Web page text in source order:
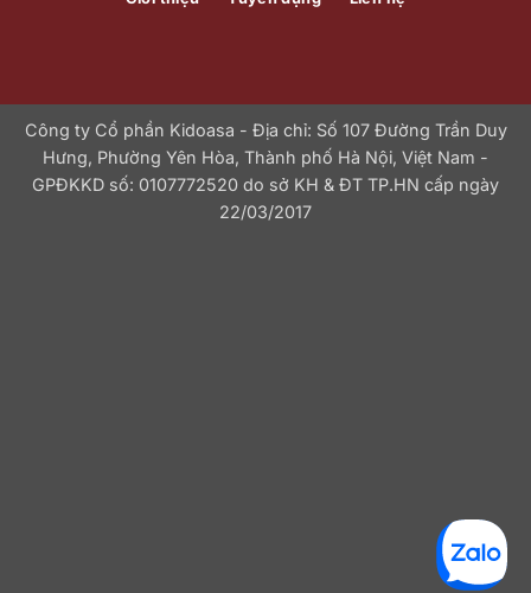
Công ty Cổ phần Kidoasa - Địa chỉ: Số 107 Đường Trần Duy
Hưng, Phường Yên Hòa, Thành phố Hà Nội, Việt Nam -
GPĐKKD số: 0107772520 do sở KH & ĐT TP.HN cấp ngày
22/03/2017